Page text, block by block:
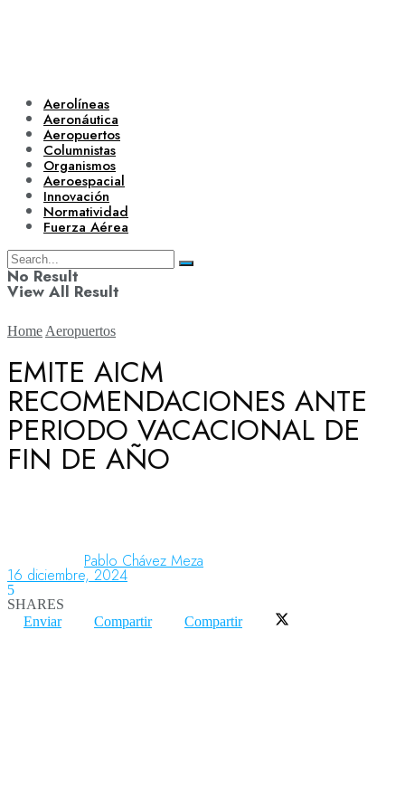
Aerolíneas
Aeronáutica
Aeropuertos
Columnistas
Organismos
Aeroespacial
Innovación
Normatividad
Fuerza Aérea
No Result
View All Result
Aerolíneas
Aeronáutica
Home Aeropuertos
EMITE AICM
RECOMENDACIONES ANTE
PERIODO VACACIONAL DE
FIN DE AÑO
Pablo Chávez Meza
16 diciembre, 2024
5
SHARES
Enviar
Compartir Compartir